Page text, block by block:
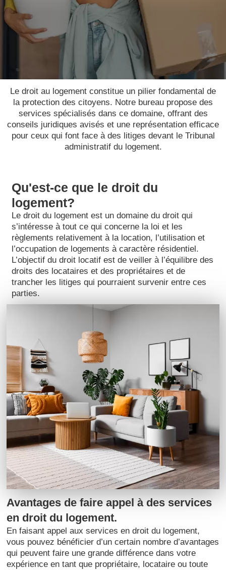
Le droit au logement constitue un pilier fondamental de
la protection des citoyens. Notre bureau propose des
services spécialisés dans ce domaine, offrant des
conseils juridiques avisés et une représentation efficace
pour ceux qui font face à des litiges devant le Tribunal
administratif du logement.
Qu'est-ce que le droit du
logement?
Le droit du logement est un domaine du droit qui
s’intéresse à tout ce qui concerne la loi et les
règlements relativement à la location, l’utilisation et
l’occupation de logements à caractère résidentiel.
L’objectif du droit locatif est de veiller à l’équilibre des
droits des locataires et des propriétaires et de
trancher les litiges qui pourraient survenir entre ces
parties.
Avantages de faire appel à des services
en droit du logement.
En faisant appel aux services en droit du logement,
vous pouvez bénéficier d’un certain nombre d’avantages
qui peuvent faire une grande différence dans votre
expérience en tant que propriétaire, locataire ou toute